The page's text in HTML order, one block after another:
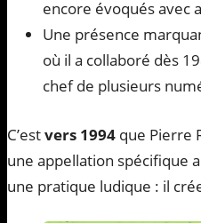
encore évoqués avec
Une présence
où il a collaboré dès
chef de plusieurs
C’estvers 1994 que Pierre
une appellation spécifique
une pratique ludique : il